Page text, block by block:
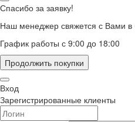
Спасибо за заявку!
Наш менеджер свяжется с Вами
График работы с 9:00 до 18:00
Продолжить покупки
Вход
Зарегистрированные клиенты